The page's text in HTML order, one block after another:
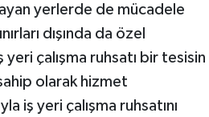
yerlerde de mücadele
dışında da özel
çalışma ruhsatı bir tesisin
olarak hizmet
iş yeri çalışma ruhsatını